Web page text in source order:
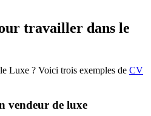
travailler dans le
Luxe ? Voici trois exemples de CV
vendeur de luxe